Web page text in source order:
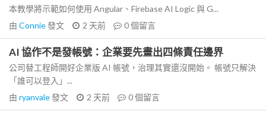
本教學將示範如何使用 Angular、Firebase AI Logic 與 G...
由 Connie發文 2 天前 0個留言
AI 協作不是發帳號：企業要先畫出四條責任邊界
公司替工程師開好企業版 AI 帳號，治理其實還沒開始。 帳號只解決
「誰可以登入」...
由 ryanvale發文 2 天前 0個留言